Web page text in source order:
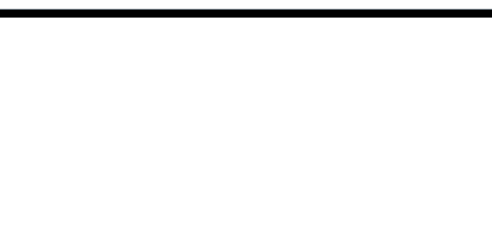
Sitemap &amp; information